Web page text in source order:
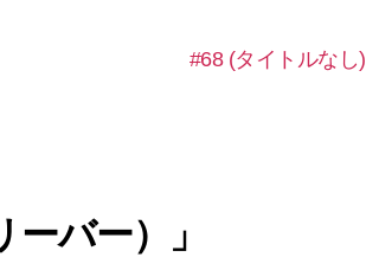
#68 (タイトルなし)
バー）」